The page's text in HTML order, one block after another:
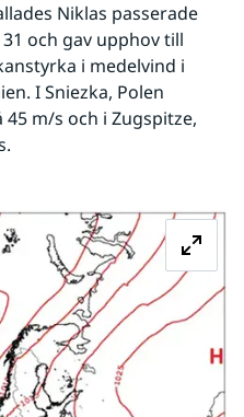
Niklas passerade
och gav upphov till
i medelvind i
I Sniezka, Polen
m/s och i Zugspitze,